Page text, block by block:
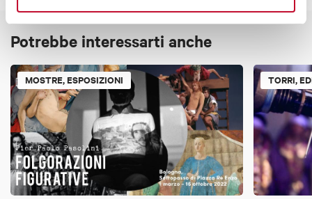
Potrebbe interessarti anche
MOSTRE, ESPOSIZIONI TORRI,